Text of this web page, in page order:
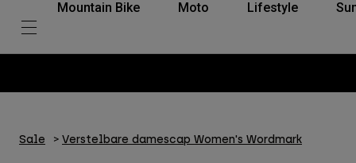
Mountain Bike Moto Lifestyle
Sale Verstelbare damescap Women's Wordmark